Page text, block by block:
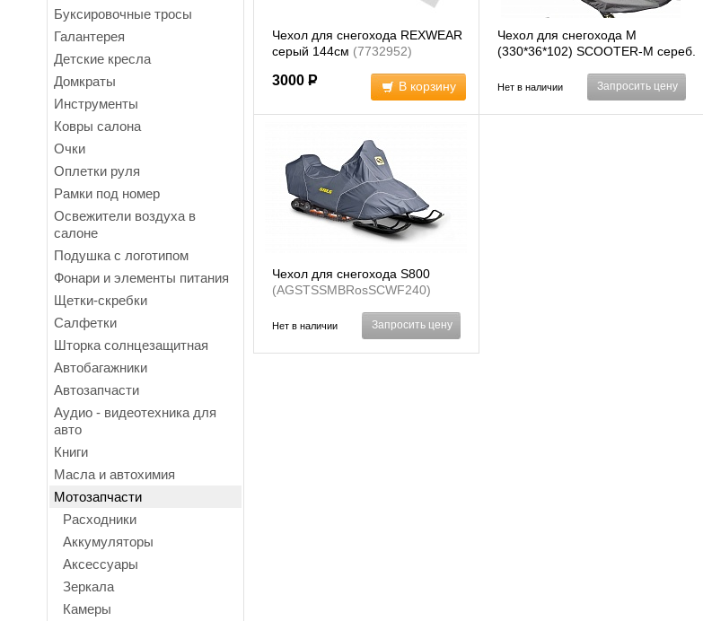
Буксировочные тросы
Галантерея
Детские кресла
Домкраты
Инструменты
Ковры салона
Очки
Оплетки руля
Рамки под номер
Освежители воздуха в
салоне
Подушка с логотипом
Фонари и элементы питания
Щетки-скребки
Салфетки
Шторка солнцезащитная
Автобагажники
Автозапчасти
Аудио - видеотехника для
авто
Книги
Масла и автохимия
Мотозапчасти
Расходники
Аккумуляторы
Аксессуары
Зеркала
Камеры
Чехол для снегохода REXWEAR
серый 144см (7732952)
3000 Р В корзину
Чехол для снегохода M
(330*36*102) SCOOTER-M сереб.
Нет в наличии Запросить цену
Чехол для снегохода S800
(AGSTSSMBRosSCWF240)
Нет в наличии Запросить цену